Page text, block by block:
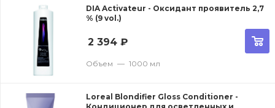
DIA Activateur - Оксидант проявитель 2,7
% (9 vol.)
2 394 ₽
Объем — 1000 мл
Loreal Blondifier Gloss Conditioner -